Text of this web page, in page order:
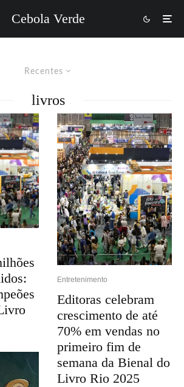
Cebola Verde
Recentes
livros
Entretenimento
Editoras celebram
crescimento de até
70% em vendas no
primeiro fim de
semana da Bienal do
Livro Rio 2025